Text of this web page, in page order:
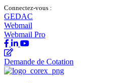
Connectez-vous :
GEDAC
Webmail
Webmail Pro
Demande de Cotation